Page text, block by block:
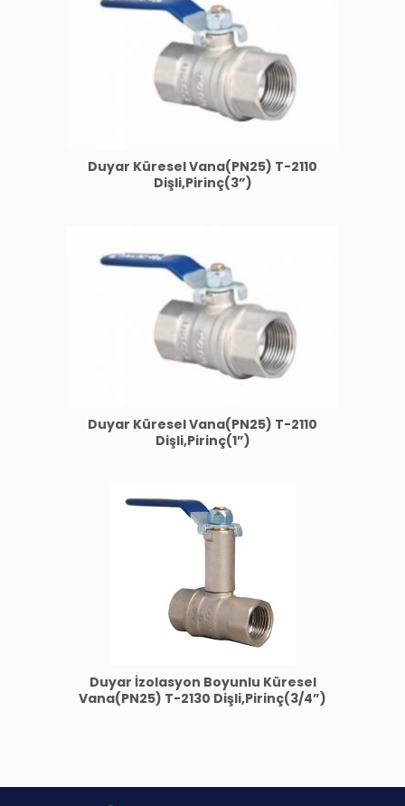
Duyar Küresel Vana(PN25) T-2110
Dişli,Pirinç(3”)
Duyar Küresel Vana(PN25) T-2110
Dişli,Pirinç(1”)
Duyar İzolasyon Boyunlu Küresel
Vana(PN25) T-2130 Dişli,Pirinç(3/4”)